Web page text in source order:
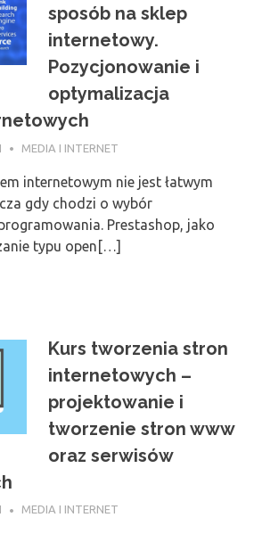
sposób na sklep
internetowy.
Pozycjonowanie i
optymalizacja
MEDIA I INTERNET
internetowym nie jest łatwym
gdy chodzi o wybór
Prestashop, jako
typu open[…]
Kurs tworzenia stron
internetowych –
projektowanie i
tworzenie stron www
oraz serwisów
MEDIA I INTERNET